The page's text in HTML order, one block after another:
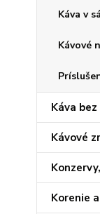
Káva v
Kávové
Káva
Kávové
Korenie